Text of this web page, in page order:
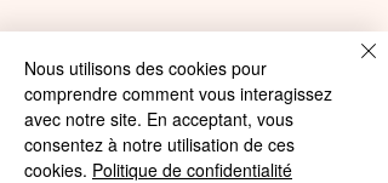
4,9/5
Offres et Services
Nous utilisons des cookies pour
comprendre comment vous interagissez
avec notre site. En acceptant, vous
consentez à notre utilisation de ces
cookies. Politique de confidentialité